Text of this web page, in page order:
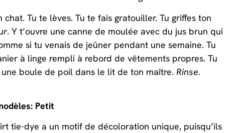
chat. Tu te lèves. Tu te fais gratouiller. Tu griffes ton
. Y t’ouvre une canne de moulée avec du jus brun qui
si tu venais de jeûner pendant une semaine. Tu
à linge rempli à rebord de vêtements propres. Tu
boule de poil dans le lit de ton maître. Rinse.
Petit
tie-dye a un motif de décoloration unique, puisqu’ils